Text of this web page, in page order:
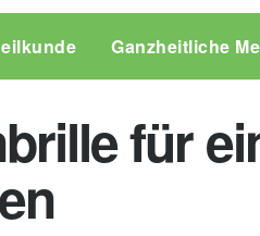
Ganzheitliche
für